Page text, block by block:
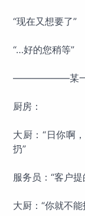
“现在又想要了”
“…好的您稍等”
——————某一
厨房：
大厨：“日你啊
扔”
服务员：“客户
大厨：“你就不